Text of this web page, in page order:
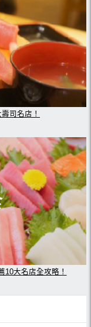
司名店！
10大名店全攻略！